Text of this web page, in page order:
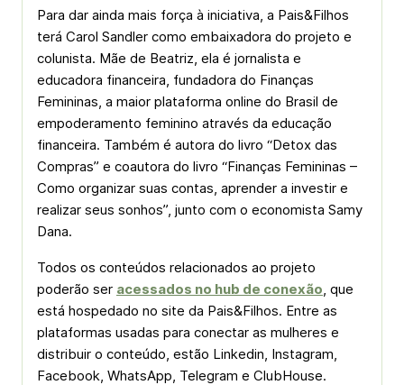
Para dar ainda mais força à iniciativa, a Pais&Filhos
terá Carol Sandler como embaixadora do projeto e
colunista. Mãe de Beatriz, ela é jornalista e
educadora financeira, fundadora do Finanças
Femininas, a maior plataforma online do Brasil de
empoderamento feminino através da educação
financeira. Também é autora do livro “Detox das
Compras” e coautora do livro “Finanças Femininas –
Como organizar suas contas, aprender a investir e
realizar seus sonhos”, junto com o economista Samy
Dana.
Todos os conteúdos relacionados ao projeto
poderão ser acessados no hub de conexão, que
está hospedado no site da Pais&Filhos. Entre as
plataformas usadas para conectar as mulheres e
distribuir o conteúdo, estão Linkedin, Instagram,
Facebook, WhatsApp, Telegram e ClubHouse.